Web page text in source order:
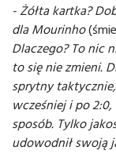
- Żółta kartka?
dla Mourinho
Dlaczego? To nic
to się nie zmieni.
sprytny
wcześniej i po
sposób. Tylko
udowodnił swoją